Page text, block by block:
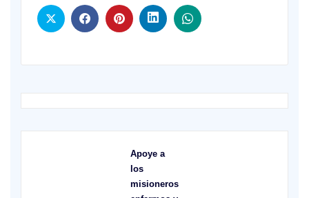
Apoye a
los
misioneros